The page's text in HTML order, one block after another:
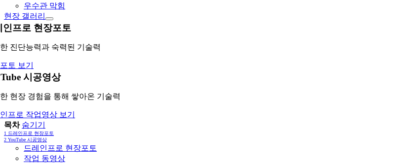
우수관 막힘
현장 갤러리
인프로 현장포토
진단능력과 숙력된 기술력
토 보기
시공영상
현장 경험을 통해 쌓아온 기술력
프로 작업영상 보기
목차 숨기기
1 드레인프로 현장포토
2 YouTube 시공영상
드레인프로 현장포토
작업 동영상